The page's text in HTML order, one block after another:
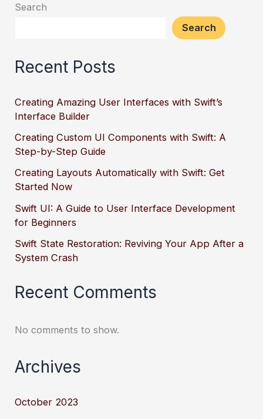
Search
Search
Recent Posts
Creating Amazing User Interfaces with Swift’s
Interface Builder
Creating Custom UI Components with Swift: A
Step-by-Step Guide
Creating Layouts Automatically with Swift: Get
Started Now
Swift UI: A Guide to User Interface Development
for Beginners
Swift State Restoration: Reviving Your App After a
System Crash
Recent Comments
No comments to show.
Archives
October 2023